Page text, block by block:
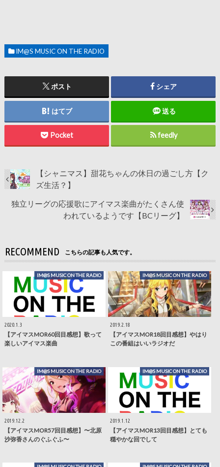
IM@S MUSIC ON THE RADIO
ポスト シェア
はてブ 送る
Pocket feedly
【シャニマス】甜花ちゃんの休日の過ごし方【ク
ズ生活？】
独立リーグの応援歌にアイマス楽曲がたくさん使
われているようです【BCリーグ】
RECOMMEND こちらの記事も人気です。
IM@S MUSIC ON THE RADIO
2020.1.3
【アイマスMOR60回目感想】歌って
楽しいアイマス楽曲
IM@S MUSIC ON THE RADIO
2019.2.18
【アイマスMOR18回目感想】やはり
この番組はいいラジオだ
IM@S MUSIC ON THE RADIO
2019.12.2
【アイマスMOR57回目感想】〜北原
沙弥香さんのぐふぐふ〜
IM@S MUSIC ON THE RADIO
2019.1.12
【アイマスMOR13回目感想】とても
穏やかな回でして